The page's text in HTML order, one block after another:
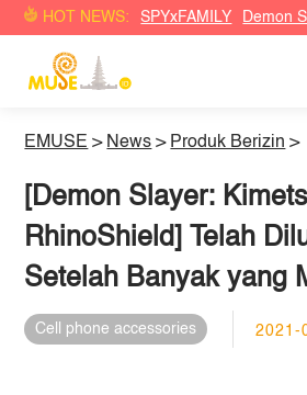
HOT NEWS: SPYxFAMILY Demon
EMUSE > News > Produk Berizin >
[Demon Slayer:
RhinoShield] Telah
Setelah Banyak yang
Cell phone accessories 2021-